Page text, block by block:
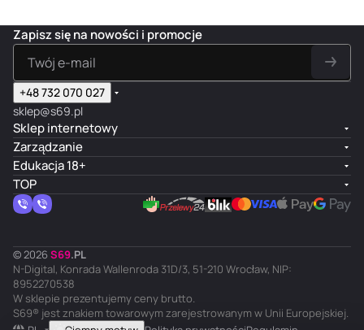
Zapisz się na nowości i promocje
+48 732 070 027
sklep@s69.pl
Sklep internetowy
Zarządzanie
Edukacja 18+
TOP
© 2026 S69.PL
N-Digital, Konrada Wallenroda 31D/3, 51-210 Wrocław, NIP:
8952270538
W sklepie prezentujemy ceny brutto.
S69® jest znakiem towarowym zarejestrowanym w Unii Europejskiej.